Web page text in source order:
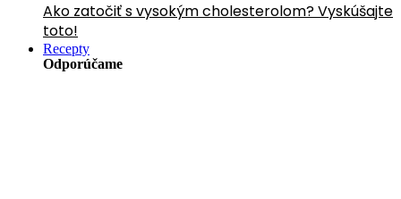
Ako zatočiť s vysokým cholesterolom? Vyskúšajte
toto!
Recepty
Odporúčame